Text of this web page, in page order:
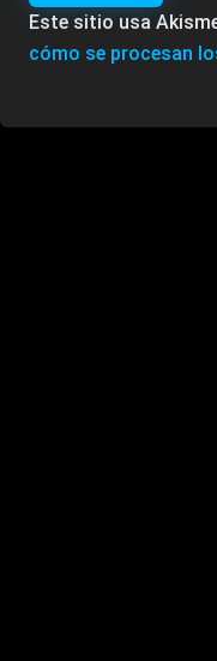
Este sitio usa
cómo se procesan